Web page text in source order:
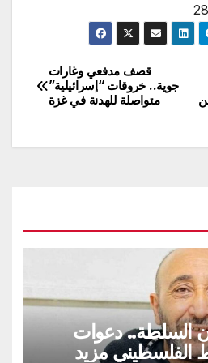
قصف مدفعي وغارات
جوية.. خروقات “إسرائيلية”
متواصلة للهدنة في غزة
السلطة.. دعوات
الفلسطيني مزيد